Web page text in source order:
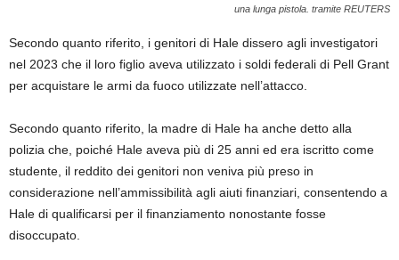
una lunga pistola. tramite REUTERS
Secondo quanto riferito, i genitori di Hale dissero agli investigatori
nel 2023 che il loro figlio aveva utilizzato i soldi federali di Pell Grant
per acquistare le armi da fuoco utilizzate nell’attacco.
Secondo quanto riferito, la madre di Hale ha anche detto alla
polizia che, poiché Hale aveva più di 25 anni ed era iscritto come
studente, il reddito dei genitori non veniva più preso in
considerazione nell’ammissibilità agli aiuti finanziari, consentendo a
Hale di qualificarsi per il finanziamento nonostante fosse
disoccupato.